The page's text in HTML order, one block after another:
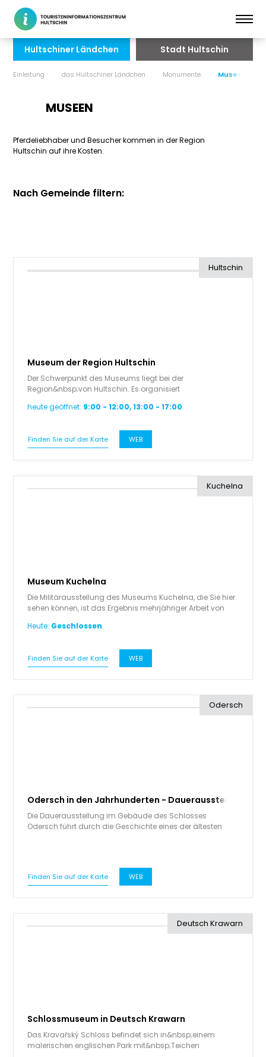
Hultschiner Ländchen Stadt Hultschin
Einleitung das Hultschiner Ländchen Monumente Museen
MUSEEN
Pferdeliebhaber und Besucher kommen in der Region
Hultschin auf ihre Kosten.
Nach Gemeinde filtern:
Hultschin
Museum der Region Hultschin
Der Schwerpunkt des Museums liegt bei der
Region&nbsp;von Hultschin. Es organisiert
heute geöffnet: 9:00 - 12:00, 13:00 - 17:00
Finden Sie auf der Karte WEB
Kuchelna
Museum Kuchelna
Die Militärausstellung des Museums Kuchelna, die Sie hier
sehen können, ist das Ergebnis mehrjähriger Arbeit von
Heute: Geschlossen
Finden Sie auf der Karte WEB
Odersch
Odersch in den Jahrhunderten - Dauerausstellung
Die Dauerausstellung im Gebäude des Schlosses
Odersch führt durch die Geschichte eines der ältesten
Finden Sie auf der Karte WEB
Deutsch Krawarn
Schlossmuseum in Deutsch Krawarn
Das Kravařský Schloss befindet sich in&nbsp;einem
malerischen englischen Park mit&nbsp;Teichen